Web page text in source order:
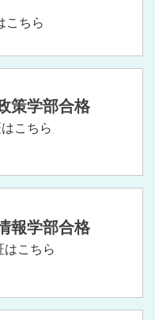
こちら
策学部合格
こちら
報学部合格
はこちら